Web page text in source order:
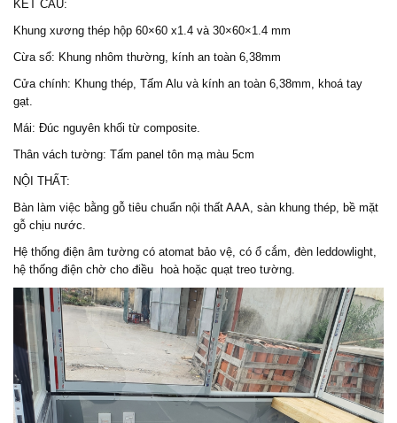
KẾT CẤU:
Khung xương thép hộp 60×60 x1.4 và 30×60×1.4 mm
Cừa sổ: Khung nhôm thường, kính an toàn 6,38mm
Cửa chính: Khung thép, Tấm Alu và kính an toàn 6,38mm, khoá tay
gạt.
Mái: Đúc nguyên khối từ composite.
Thân vách tường: Tấm panel tôn mạ màu 5cm
NỘI THẤT:
Bàn làm việc bằng gỗ tiêu chuẩn nội thất AAA, sàn khung thép, bề mặt
gỗ chịu nước.
Hệ thống điện âm tường có atomat bảo vệ, có ổ cắm, đèn leddowlight,
hệ thống điện chờ cho điều hoà hoặc quạt treo tường.